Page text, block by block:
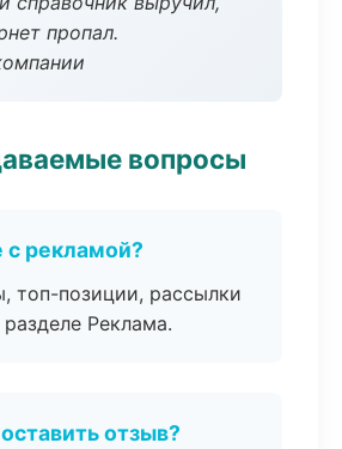
пропал.
вопросы
с рекламой?
топ-позиции, рассылки
Реклама.
отзыв?